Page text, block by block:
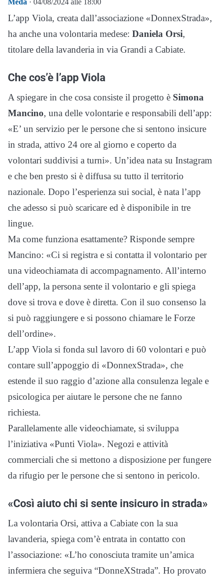
L’app Viola, creata dall’associazione «DonnexStrada»,
ha anche una volontaria medese: Daniela Orsi,
titolare della lavanderia in via Grandi a Cabiate.
Che cos’è l’app Viola
A spiegare in che cosa consiste il progetto è Simona
Mancino, una delle volontarie e responsabili dell’app:
«E’ un servizio per le persone che si sentono insicure
in strada, attivo 24 ore al giorno e coperto da
volontari suddivisi a turni». Un’idea nata su Instagram
e che ben presto si è diffusa su tutto il territorio
nazionale. Dopo l’esperienza sui social, è nata l’app
che adesso si può scaricare ed è disponibile in tre
lingue.
Ma come funziona esattamente? Risponde sempre
Mancino: «Ci si registra e si contatta il volontario per
una videochiamata di accompagnamento. All’interno
dell’app, la persona sente il volontario e gli spiega
dove si trova e dove è diretta. Con il suo consenso la
si può raggiungere e si possono chiamare le Forze
dell’ordine».
L’app Viola si fonda sul lavoro di 60 volontari e può
contare sull’appoggio di «DonnexStrada», che
estende il suo raggio d’azione alla consulenza legale e
psicologica per aiutare le persone che ne fanno
richiesta.
Parallelamente alle videochiamate, si sviluppa
l’iniziativa «Punti Viola». Negozi e attività
commerciali che si mettono a disposizione per fungere
da rifugio per le persone che si sentono in pericolo.
«Così aiuto chi si sente insicuro in strada»
La volontaria Orsi, attiva a Cabiate con la sua
lavanderia, spiega com’è entrata in contatto con
l’associazione: «L’ho conosciuta tramite un’amica
infermiera che seguiva “DonneXStrada”. Ho provato